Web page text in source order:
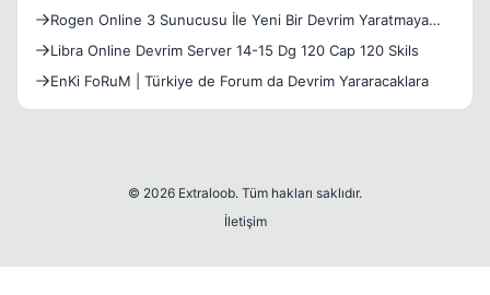
Geliyo
Rogen Online 3 Sunucusu İle Yeni Bir Devrim Yaratmaya
Geliyo
Libra Online Devrim Server 14-15 Dg 120 Cap 120 Skils
EnKi FoRuM | Türkiye de Forum da Devrim Yararacaklara
© 2026 Extraloob. Tüm hakları saklıdır.
İletişim